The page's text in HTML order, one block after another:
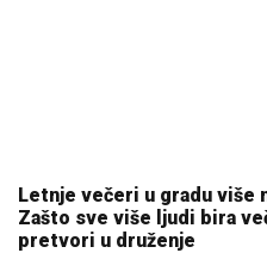
Letnje večeri u gradu više
Zašto sve više ljudi bira
pretvori u druženje